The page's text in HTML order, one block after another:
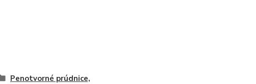
Penotvorné prúdnice,